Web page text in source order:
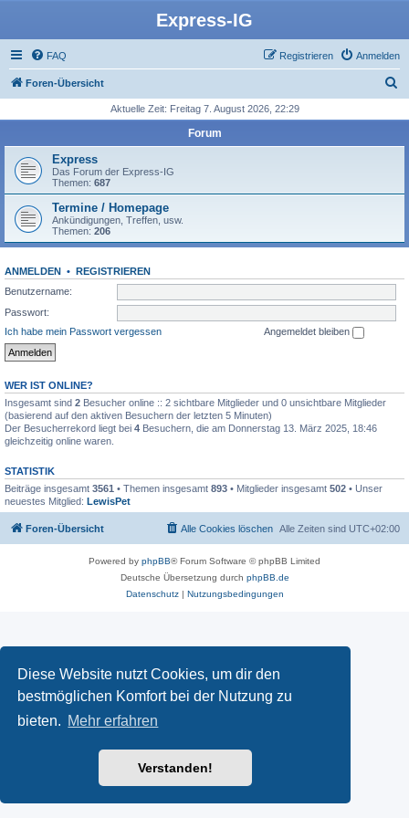
Diese Website nutzt Cookies, um dir den
bestmöglichen Komfort bei der Nutzung zu
bieten. Mehr erfahren
Verstanden!
Express-IG
FAQ Anmelden
Registrieren
Foren-Übersicht
h
Aktuelle Zeit: Freitag 7. August 2026, 22:29
Forum
Express
Das Forum der Express-IG
Themen: 687
Termine / Homepage
Ankündigungen, Treffen, usw.
Themen: 206
ANMELDEN • REGISTRIEREN
Benutzername:
Passwort:
Ich habe mein Passwort vergessen
Angemeldet bleiben
WER IST ONLINE?
Insgesamt sind 2 Besucher online :: 2 sichtbare Mitglieder und 0 unsichtbare Mitglieder
(basierend auf den aktiven Besuchern der letzten 5 Minuten)
Der Besucherrekord liegt bei 4 Besuchern, die am Donnerstag 13. März 2025, 18:46
gleichzeitig online waren.
STATISTIK
Beiträge insgesamt 3561 • Themen insgesamt 893 • Mitglieder insgesamt 502 • Unser
neuestes Mitglied: LewisPet
Foren-Übersicht Alle Zeiten sind UTC+02:00
Alle Cookies löschen
Powered by phpBB® Forum Software © phpBB Limited
Deutsche Übersetzung durch phpBB.de
Datenschutz| Nutzungsbedingungen